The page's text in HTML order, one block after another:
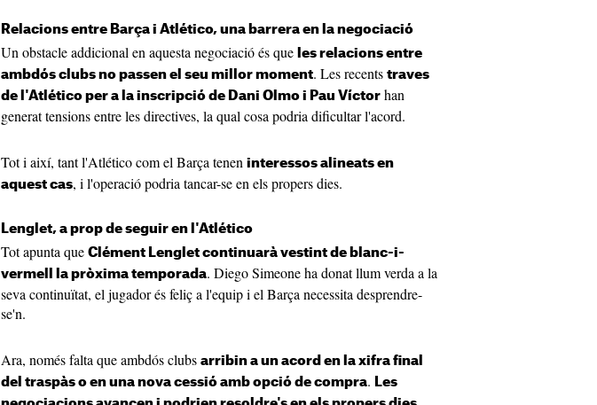
Relacions entre Barça i Atlético, una barrera en la negociació
Un obstacle addicional en aquesta negociació és que les relacions entre
ambdós clubs no passen el seu millor moment. Les recents traves
de l'Atlético per a la inscripció de Dani Olmo i Pau Víctor han
generat tensions entre les directives, la qual cosa podria dificultar l'acord.
Tot i així, tant l'Atlético com el Barça tenen interessos alineats en
aquest cas, i l'operació podria tancar-se en els propers dies.
Lenglet, a prop de seguir en l'Atlético
Tot apunta que Clément Lenglet continuarà vestint de blanc-i-
vermell la pròxima temporada. Diego Simeone ha donat llum verda a la
seva continuïtat, el jugador és feliç a l'equip i el Barça necessita desprendre-
se'n.
Ara, només falta que ambdós clubs arribin a un acord en la xifra final
del traspàs o en una nova cessió amb opció de compra. Les